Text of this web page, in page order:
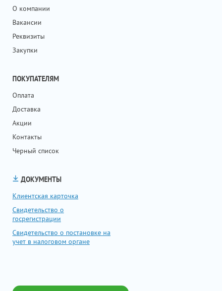
О компании
Вакансии
Реквизиты
Закупки
ПОКУПАТЕЛЯМ
Оплата
Доставка
Акции
Контакты
Черный список
ДОКУМЕНТЫ
Клиентская карточка
Свидетельство о
госрегистрации
Свидетельство о постановке на
учет в налоговом органе